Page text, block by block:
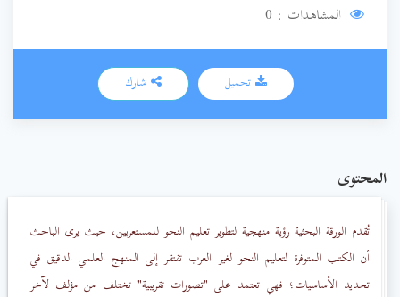
المشاهدات : 0
تحميل
المحتوى
تُقدم الورقة البحثية رؤية منهجية لتطوير تعليم النحو للمستعربين، حيث يرى الباحث
أن الكتب المتوفرة لتعليم النحو لغير العرب تفتقر إلى المنهج العلمي الدقيق في
تحديد الأساسيات؛ فهي تعتمد على "تصورات تقريبية" تختلف من مؤلف لآخر